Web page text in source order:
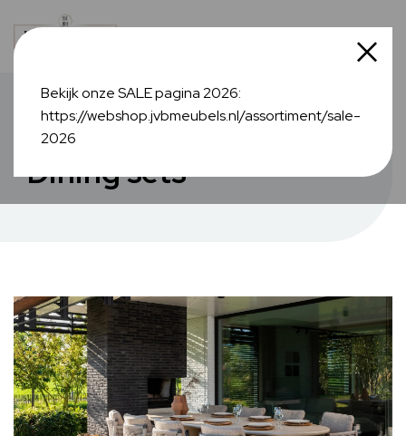
Collectie
Dining sets
Bekijk onze SALE pagina 2026:
https://webshop.jvbmeubels.nl/assortiment/sale-
2026